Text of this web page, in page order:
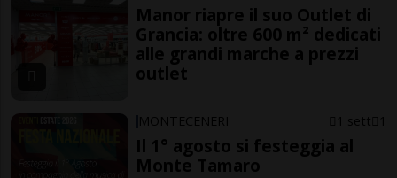
Manor riapre il suo Outlet di
Grancia: oltre 600 m² dedicati
alle grandi marche a prezzi
outlet
MONTECENERI 1 sett 1
Il 1° agosto si festeggia al
Monte Tamaro